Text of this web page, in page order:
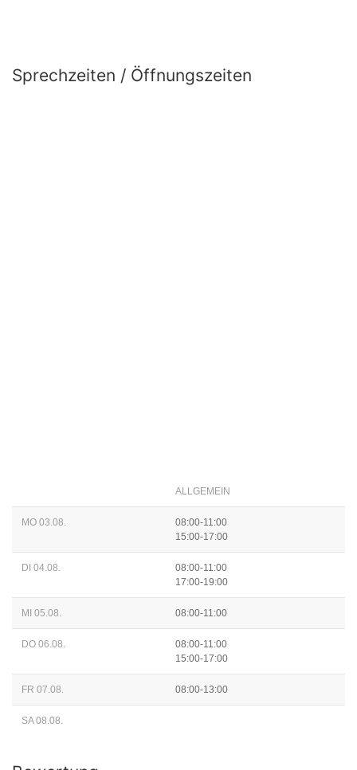
Sprechzeiten / Öffnungszeiten
ALLGEMEIN
MO 03.08.
08:00-11:00
15:00-17:00
DI 04.08.
08:00-11:00
17:00-19:00
MI 05.08. 08:00-11:00
DO 06.08.
08:00-11:00
15:00-17:00
FR 07.08. 08:00-13:00
SA 08.08.